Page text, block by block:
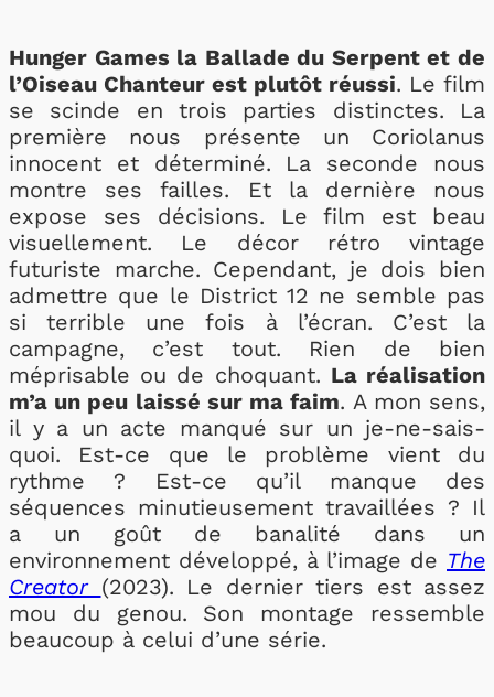
Hunger Games la Ballade du Serpent et de
l’Oiseau Chanteur est plutôt réussi. Le film
se scinde en trois parties distinctes. La
première nous présente un Coriolanus
innocent et déterminé. La seconde nous
montre ses failles. Et la dernière nous
expose ses décisions. Le film est beau
visuellement. Le décor rétro vintage
futuriste marche. Cependant, je dois bien
admettre que le District 12 ne semble pas
si terrible une fois à l’écran. C’est la
campagne, c’est tout. Rien de bien
méprisable ou de choquant. La réalisation
m’a un peu laissé sur ma faim. A mon sens,
il y a un acte manqué sur un je-ne-sais-
quoi. Est-ce que le problème vient du
rythme ? Est-ce qu’il manque des
séquences minutieusement travaillées ? Il
a un goût de banalité dans un
environnement développé, à l’image de The
Creator (2023). Le dernier tiers est assez
mou du genou. Son montage ressemble
beaucoup à celui d’une série.